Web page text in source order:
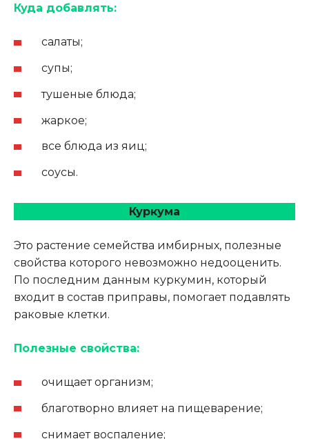
Куда добавлять:
салаты;
супы;
тушеные блюда;
жаркое;
все блюда из яиц;
соусы.
Куркума
Это растение семейства имбирных, полезные
свойства которого невозможно недооценить.
По последним данным куркумин, который
входит в состав приправы, помогает подавлять
раковые клетки.
Полезные свойства:
очищает организм;
благотворно влияет на пищеварение;
снимает воспаление;